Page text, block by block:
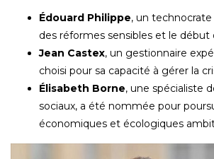
Édouard Philippe, un
des réformes sensibles et le début
Jean Castex, un gestionnaire
choisi pour sa capacité à gérer la
Élisabeth Borne, une spécialiste
sociaux, a été nommée pour
économiques et écologiques